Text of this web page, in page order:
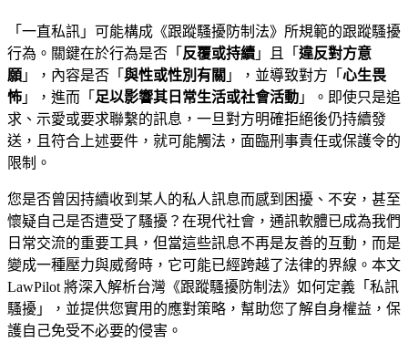
「一直私訊」可能構成《跟蹤騷擾防制法》所規範的跟蹤騷擾
行為。關鍵在於行為是否「 反覆或持續 」且「 違反對方意
願 」，內容是否「 與性或性別有關 」，並導致對方「 心生畏
怖 」，進而「 足以影響其日常生活或社會活動 」。即使只是追
求、示愛或要求聯繫的訊息，一旦對方明確拒絕後仍持續發
送，且符合上述要件，就可能觸法，面臨刑事責任或保護令的
限制。
您是否曾因持續收到某人的私人訊息而感到困擾、不安，甚至
懷疑自己是否遭受了騷擾？在現代社會，通訊軟體已成為我們
日常交流的重要工具，但當這些訊息不再是友善的互動，而是
變成一種壓力與威脅時，它可能已經跨越了法律的界線。本文
LawPilot 將深入解析台灣《跟蹤騷擾防制法》如何定義「私訊
騷擾」，並提供您實用的應對策略，幫助您了解自身權益，保
護自己免受不必要的侵害。